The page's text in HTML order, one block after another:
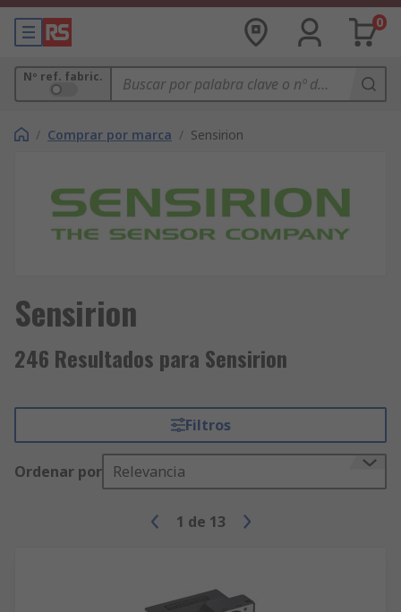
0
Nº ref. fabric.
/ Comprar por marca / Sensirion
Sensirion
246 Resultados para Sensirion
Filtros
Ordenar por Relevancia
1 de 13